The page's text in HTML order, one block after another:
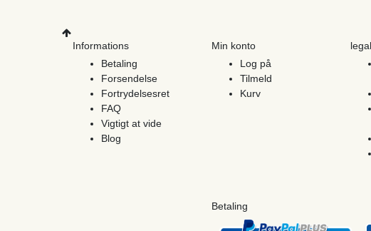
Informations
Betaling
Forsendelse
Fortrydelsesret
FAQ
Vigtigt at vide
Blog
Min konto
Log på
Tilmeld
Kurv
legal
Betaling